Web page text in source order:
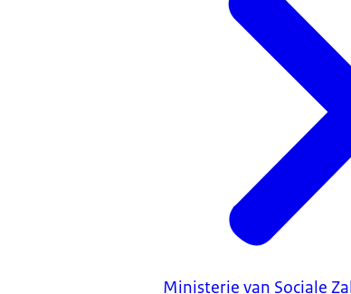
Ministerie van Sociale